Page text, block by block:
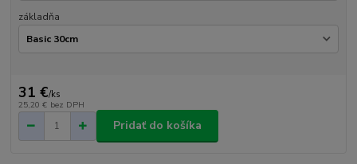
základňa
31 €/ks
25,20 € bez DPH
Pridať do košíka